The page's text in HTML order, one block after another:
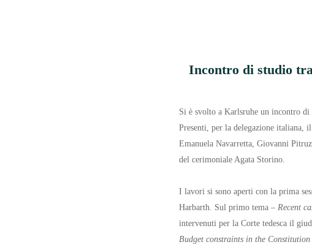
Incontro di studio
Si è svolto a Karlsruhe un incontro
Presenti, per la delegazione italiana,
Emanuela Navarretta, Giovanni
del cerimoniale Agata Storino.
I lavori si sono aperti con la prima
Harbarth. Sul primo tema – Recent
intervenuti per la Corte tedesca il
Budget constraints in the Constitution